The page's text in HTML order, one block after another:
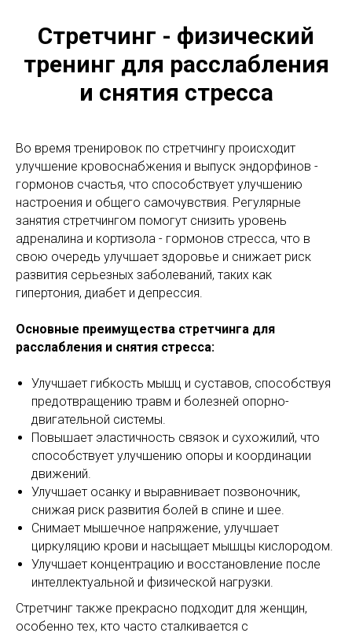
Стретчинг - физический
тренинг для расслабления
и снятия стресса
Во время тренировок по стретчингу происходит
улучшение кровоснабжения и выпуск эндорфинов -
гормонов счастья, что способствует улучшению
настроения и общего самочувствия. Регулярные
занятия стретчингом помогут снизить уровень
адреналина и кортизола - гормонов стресса, что в
свою очередь улучшает здоровье и снижает риск
развития серьезных заболеваний, таких как
гипертония, диабет и депрессия.
Основные преимущества стретчинга для
расслабления и снятия стресса:
Улучшает гибкость мышц и суставов, способствуя
предотвращению травм и болезней опорно-
двигательной системы.
Повышает эластичность связок и сухожилий, что
способствует улучшению опоры и координации
движений.
Улучшает осанку и выравнивает позвоночник,
снижая риск развития болей в спине и шее.
Снимает мышечное напряжение, улучшает
циркуляцию крови и насыщает мышцы кислородом.
Улучшает концентрацию и восстановление после
интеллектуальной и физической нагрузки.
Стретчинг также прекрасно подходит для женщин,
особенно тех, кто часто сталкивается с